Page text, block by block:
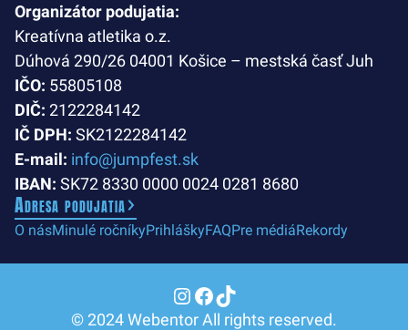
Organizátor podujatia:
Kreatívna atletika o.z.
Dúhová 290/26 04001 Košice – mestská časť Juh
IČO: 55805108
DIČ: 2122284142
IČ DPH: SK2122284142
E-mail: info@jumpfest.sk
IBAN: SK72 8330 0000 0024 0281 8680
Adresa podujatia
O násMinulé ročníkyPrihláškyFAQPre médiáRekordy
Instagram
Facebook
TikTok
© 2024 Webentor All rights reserved.